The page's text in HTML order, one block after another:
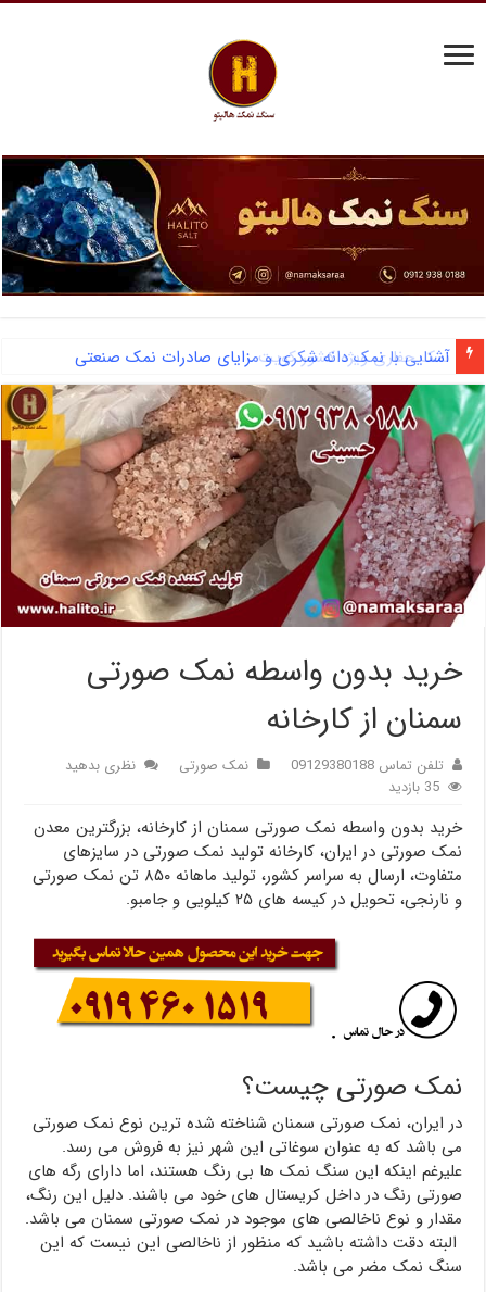
آشنایی با نمک دانه شکری و مزایای صادرات نمک صنعتی
خرید بدون واسطه نمک صورتی
سمنان از کارخانه
تلفن تماس 09129380188 نمک صورتی
نظری بدهید
35 بازدید
خرید بدون واسطه نمک صورتی سمنان از کارخانه، بزرگترین معدن
نمک صورتی در ایران، کارخانه تولید نمک صورتی در سایزهای
متفاوت، ارسال به سراسر کشور، تولید ماهانه ۸۵۰ تن نمک صورتی
و نارنجی، تحویل در کیسه های ۲۵ کیلویی و جامبو.
نمک صورتی چیست؟
در ایران، نمک صورتی سمنان شناخته شده ترین نوع نمک صورتی
می باشد که به عنوان سوغاتی این شهر نیز به فروش می رسد.
علیرغم اینکه این سنگ نمک ها بی رنگ هستند، اما دارای رگه های
صورتی رنگ در داخل کریستال های خود می باشند. دلیل این رنگ،
مقدار و نوع ناخالصی های موجود در نمک صورتی سمنان می باشد.
‌‌ البته دقت داشته باشید که منظور از ناخالصی این نیست که این
سنگ نمک مضر می باشد.